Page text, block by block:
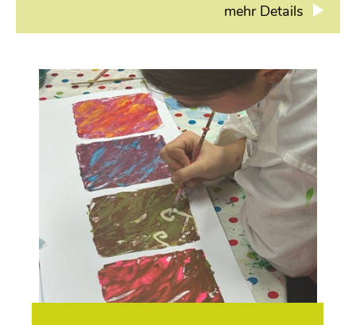
mehr Details